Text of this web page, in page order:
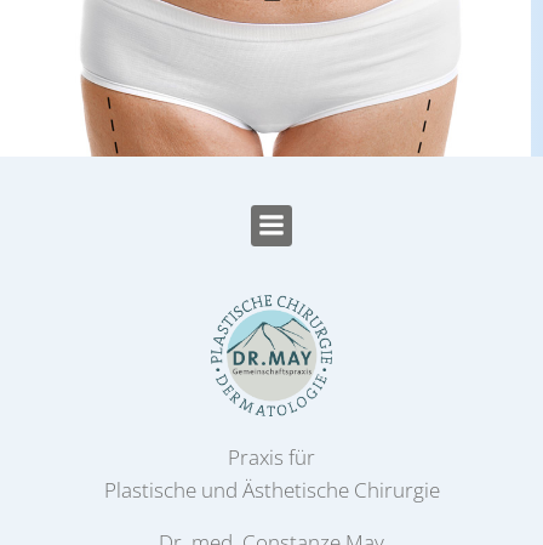
Praxis für
Plastische und Ästhetische Chirurgie